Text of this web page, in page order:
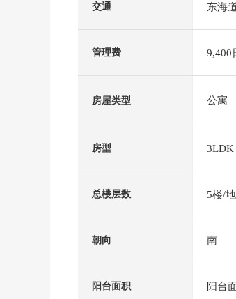
交通 东海
管理费 9,400
房屋类型 公寓
房型 3LDK
总楼层数 5楼/
朝向 南
阳台面积 阳台